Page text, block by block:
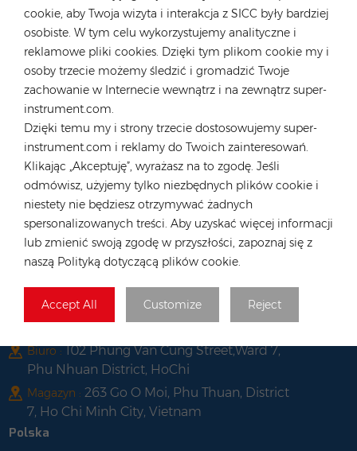
cookie, aby Twoja wizyta i interakcja z SICC były bardziej
osobiste. W tym celu wykorzystujemy analityczne i
reklamowe pliki cookies. Dzięki tym plikom cookie my i
osoby trzecie możemy śledzić i gromadzić Twoje
zachowanie w Internecie wewnątrz i na zewnątrz super-
instrument.com.
Dzięki temu my i strony trzecie dostosowujemy super-
instrument.com i reklamy do Twoich zainteresowań.
Klikając „Akceptuję”, wyrażasz na to zgodę. Jeśli
odmówisz, użyjemy tylko niezbędnych plików cookie i
niestety nie będziesz otrzymywać żadnych
spersonalizowanych treści. Aby uzyskać więcej informacji
lub zmienić swoją zgodę w przyszłości, zapoznaj się z
naszą Polityką dotyczącą plików cookie.
Accept All Customize Reject
SKONTAKTUJ SIĘ Z NASZYM EKSPERTEM
Niemcy
Tel :+49 176 55258880
E-mail :anna@rongstar.com
Biuro i magazyn : Industriestraße 40, 52457
Aldenhoven, Deutschland
Hongkong
Tel :+852 54222219
E-mail : hk@rongstar.com
Biuro i magazyn :
39 Kung-Um Road, Yuen
Long, Hong Kong
Tel :+84 522 038 896
Biuro : 102 Phung Van Cung Street,Ward 7,
Phu Nhuan District, HoChi
Magazyn : 263 Go O Moi, Phu Thuan, District
7, Ho Chi Minh City, Vietnam
Polska